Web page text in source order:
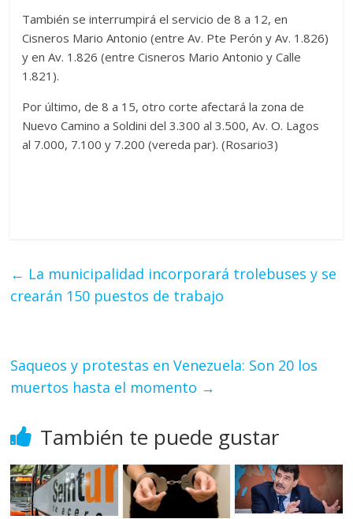
También se interrumpirá el servicio de 8 a 12, en
Cisneros Mario Antonio (entre Av. Pte Perón y Av. 1.826)
y en Av. 1.826 (entre Cisneros Mario Antonio y Calle
1.821).
Por último, de 8 a 15, otro corte afectará la zona de
Nuevo Camino a Soldini del 3.300 al 3.500, Av. O. Lagos
al 7.000, 7.100 y 7.200 (vereda par). (Rosario3)
← La municipalidad incorporará trolebuses y se
crearán 150 puestos de trabajo
Saqueos y protestas en Venezuela: Son 20 los
muertos hasta el momento →
También te puede gustar